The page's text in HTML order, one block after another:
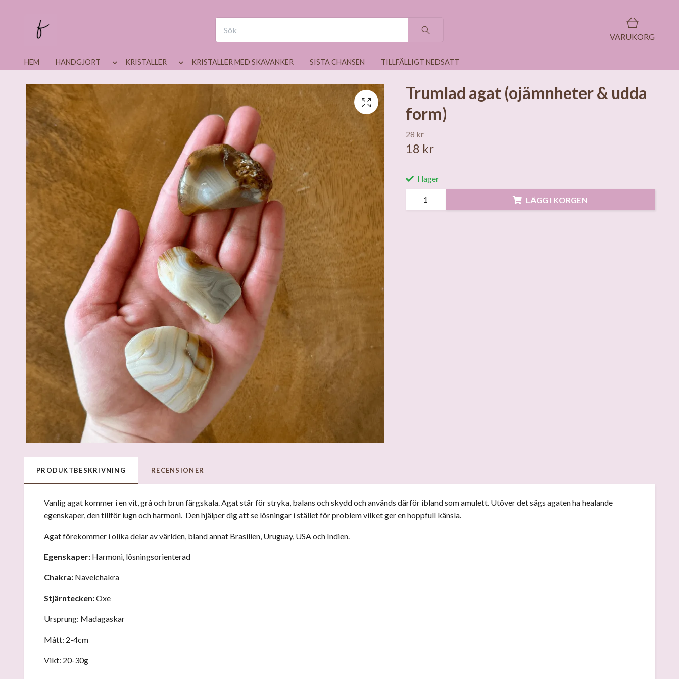
VARUKORG
HEM HANDGJORT KRISTALLER KRISTALLER MED SKAVANKER SISTA CHANSEN TILLFÄLLIGT NEDSATT
Trumlad agat (ojämnheter & udda
form)
28 kr
18 kr
I lager
LÄGG I KORGEN
PRODUKTBESKRIVNING RECENSIONER
Vanlig agat kommer i en vit, grå och brun färgskala. Agat står för stryka, balans och skydd och används därför ibland som amulett. Utöver det sägs agaten ha healande
egenskaper, den tillför lugn och harmoni. Den hjälper dig att se lösningar i stället för problem vilket ger en hoppfull känsla.
Agat förekommer i olika delar av världen, bland annat Brasilien, Uruguay, USA och Indien.
Egenskaper: Harmoni, lösningsorienterad
Chakra: Navelchakra
Stjärntecken:Oxe
Ursprung: Madagaskar
Mått: 2-4cm
Vikt: 20-30g